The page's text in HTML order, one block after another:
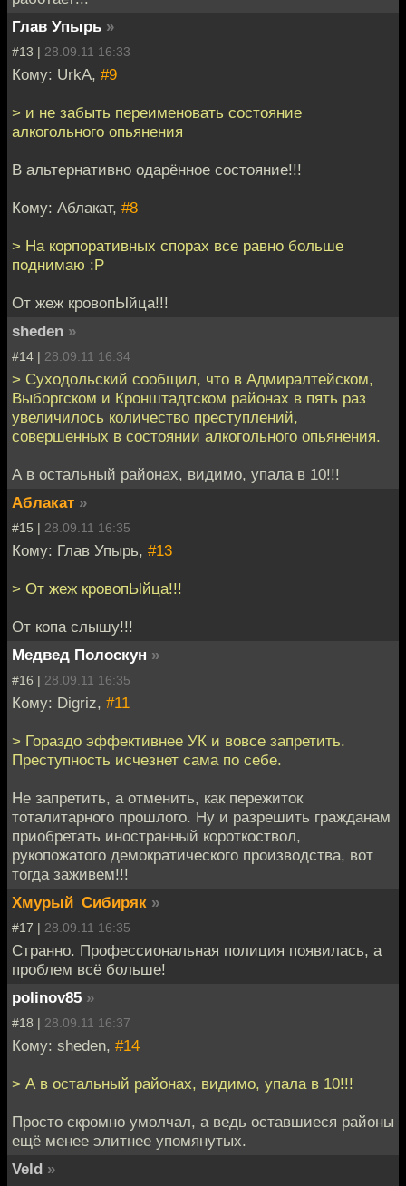
Глав Упырь »
#13 | 28.09.11 16:33
Кому: UrkA, #9
> и не забыть переименовать состояние
алкогольного опьянения
В альтернативно одарённое состояние!!!
Кому: Аблакат, #8
> На корпоративных спорах все равно больше
поднимаю :P
От жеж кровопЫйца!!!
sheden »
#14 | 28.09.11 16:34
> Суходольский сообщил, что в Адмиралтейском,
Выборгском и Кронштадтском районах в пять раз
увеличилось количество преступлений,
совершенных в состоянии алкогольного опьянения.
А в остальный районах, видимо, упала в 10!!!
Аблакат »
#15 | 28.09.11 16:35
Кому: Глав Упырь, #13
> От жеж кровопЫйца!!!
От копа слышу!!!
Медвед Полоскун »
#16 | 28.09.11 16:35
Кому: Digriz, #11
> Гораздо эффективнее УК и вовсе запретить.
Преступность исчезнет сама по себе.
Не запретить, а отменить, как пережиток
тоталитарного прошлого. Ну и разрешить гражданам
приобретать иностранный короткоствол,
рукопожатого демократического производства, вот
тогда заживем!!!
Хмурый_Сибиряк »
#17 | 28.09.11 16:35
Странно. Профессиональная полиция появилась, а
проблем всё больше!
polinov85 »
#18 | 28.09.11 16:37
Кому: sheden, #14
> А в остальный районах, видимо, упала в 10!!!
Просто скромно умолчал, а ведь оставшиеся районы
ещё менее элитнее упомянутых.
Veld »